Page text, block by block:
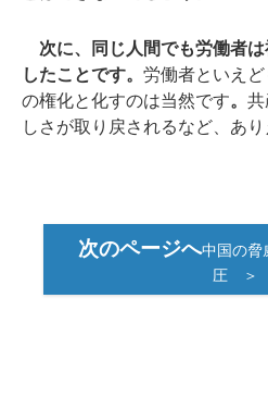
次に、同じ人間でも労働者
したことです。 労働者といえ
の権化と化すのは当然です。 共
しさが取り戻されるなど、あ
次のページへ中国の脅
圧 ＞